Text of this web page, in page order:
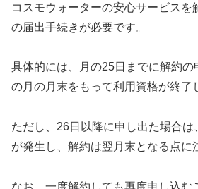
コスモウォーターの安心サービスを
の届出手続きが必要です。
具体的には、月の25日までに解約の
の月の月末をもって利用資格が終了
ただし、26日以降に申し出た場合は
が発生し、解約は翌月末となる点に
なお、一度解約しても再度申し込む